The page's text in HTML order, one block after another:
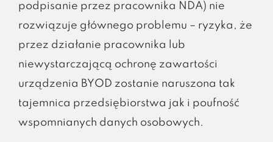
podpisanie przez pracownika NDA) nie
rozwiązuje głównego problemu – ryzyka, że
przez działanie pracownika lub
niewystarczającą ochronę zawartości
urządzenia BYOD zostanie naruszona tak
tajemnica przedsiębiorstwa jak i poufność
wspomnianych danych osobowych.